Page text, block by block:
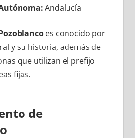
Andalucía
es conocido pοr
у su historia, además dе
quе utilizan el prefijo
fijas.
dе